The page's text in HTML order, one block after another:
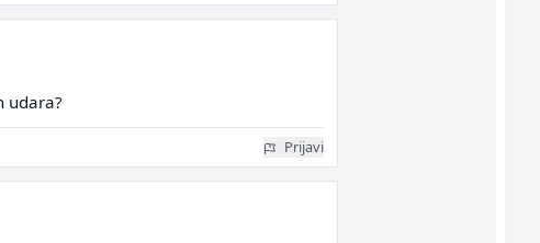
udara?
Prijavi